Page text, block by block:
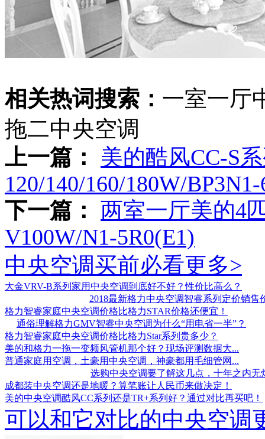
相关热词搜索： 一室一厅
拖二中央空调
上一篇：
美的酷风CC-S
120/140/160/180W/
下一篇： 两室一厅美的4
V100W/N1-5R0(E1)
中央空调买前必看更多>
大金VRV-B系列家用中央空调到底好不好？性价比高么？
2018最新格力中央空调智睿系列定价销售
格力智睿家庭中央空调价格比格力STAR价格还便宜！
通俗理解格力GMV智睿中央空调为什么“用电省一半”？
格力智睿家庭中央空调价格比格力Star系列贵多少？
美的和格力一拖一变频风管机那个好？现场评测数据大...
普通家庭用空调，土豪用中央空调，神豪都用毛细管网...
选购中央空调要了解这几点，十年之内无
成都装中央空调还是地暖？算笔账让人民币来做决定！
美的中央空调酷风CC系列还是TR+系列好？通过对比再买吧！
可以和它对比的中央空调